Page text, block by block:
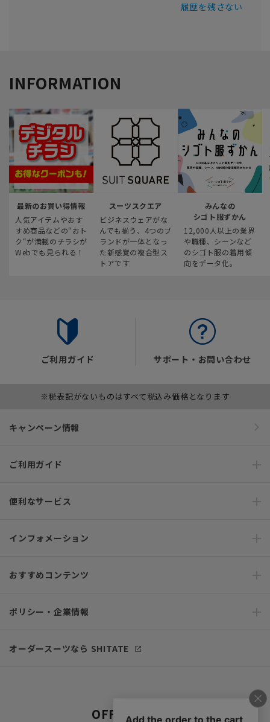
履歴を残さない
INFORMATION
最新のお買い得情報
人気アイテムやおす
すめ商品などの“おト
ク“が満載のチラシが
Webでも見られる！
スーツスクエア
ビジネスウェアがな
んでも揃う、4つのブ
ランドが一体となっ
た新感覚の複合型ス
トアです
みんなの
シゴト服ずかん
12,000人以上の業界
や職種、シーンなど
のシゴト服の着用傾
向をデータ化。
ご利用ガイド サポート・お問い合わせ
※税表記がないものはすべて税込み価格となります
キャンペーン情報
ご利用ガイド
便利なサービス
インフォメーション
おすすめコンテンツ
ポリシー・企業情報
オーダースーツなら SHITATE
OFFICIAL SNS